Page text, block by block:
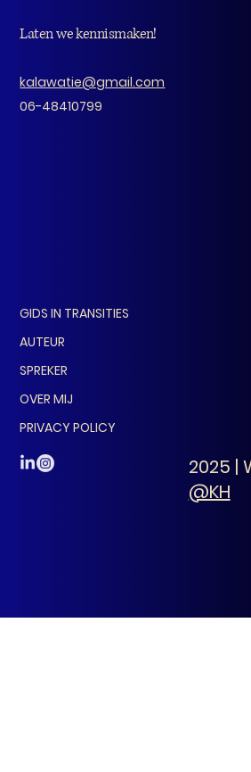
Laten we kennismaken!
kalawatie@gmail.com
06-48410799
GIDS IN TRANSITIES
AUTEUR
SPREKER
OVER MIJ
PRIVACY POLICY
2025 |
@KH